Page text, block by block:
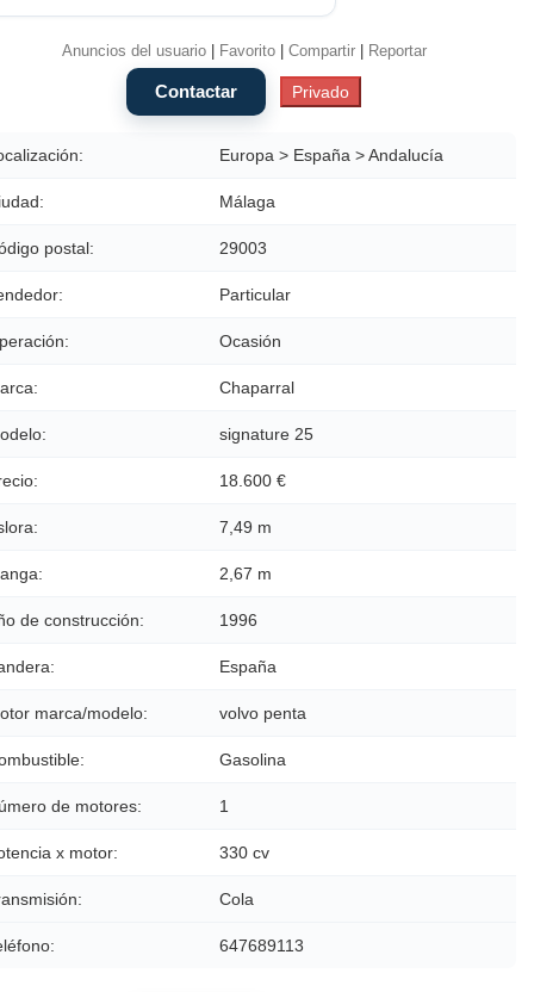
Anuncios del usuario| Favorito| Compartir| Reportar
Europa > España > Andalucía
Málaga
postal: 29003
Particular
Ocasión
Chaparral
signature 25
18.600 €
7,49 m
2,67 m
de construcción: 1996
España
marca/modelo: volvo penta
Gasolina
de motores: 1
x motor: 330 cv
Cola
647689113